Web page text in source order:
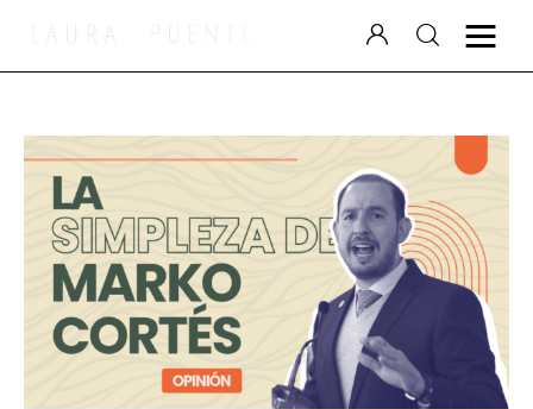
Laura Puente
Puente Político
Videocolumna
Podcast
Especiales